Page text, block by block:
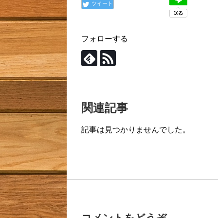
ツイート
フォローする
関連記事
記事は見つかりませんでした。